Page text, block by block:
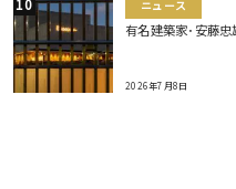
ニュース
有名建築家･安藤忠
2026年7月8日